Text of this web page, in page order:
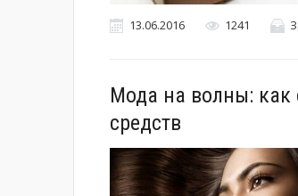
13.06.2016 1241
Мода на волны: как
средств